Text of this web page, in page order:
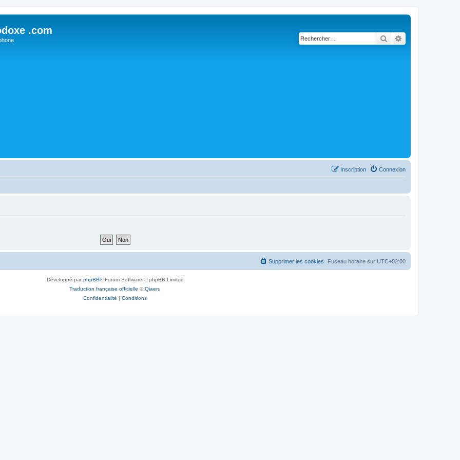
.com
Rechercher
Connexion
Inscription
Fuseau horaire sur UTC+02:00
Supprimer les cookies
Développé parphpBB® Forum Software © phpBB Limited
Traduction française officielle ©Qiaeru
Confidentialité | Conditions